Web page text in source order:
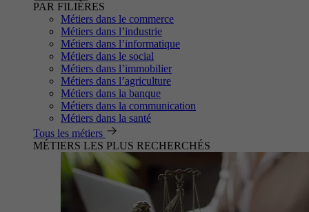
PAR FILIÈRES
Métiers dans le commerce
Métiers dans l’industrie
Métiers dans l’informatique
Métiers dans le social
Métiers dans l’immobilier
Métiers dans l’agriculture
Métiers dans la banque
Métiers dans la communication
Métiers dans la santé
Tous les métiers
MÉTIERS LES PLUS RECHERCHÉS